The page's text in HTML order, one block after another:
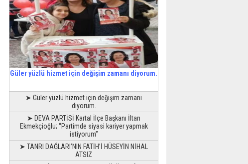
Güler yüzlü hizmet için değişim zamanı diyorum.
➤ Güler yüzlü hizmet için değişim zamanı
diyorum.
➤ DEVA PARTİSİ Kartal İlçe Başkanı İltan
Ekmekçioğlu; “Partimde siyasi kariyer yapmak
istiyorum”
➤ TANRI DAĞLARI’NIN FATİH’İ HÜSEYİN NİHAL
ATSIZ